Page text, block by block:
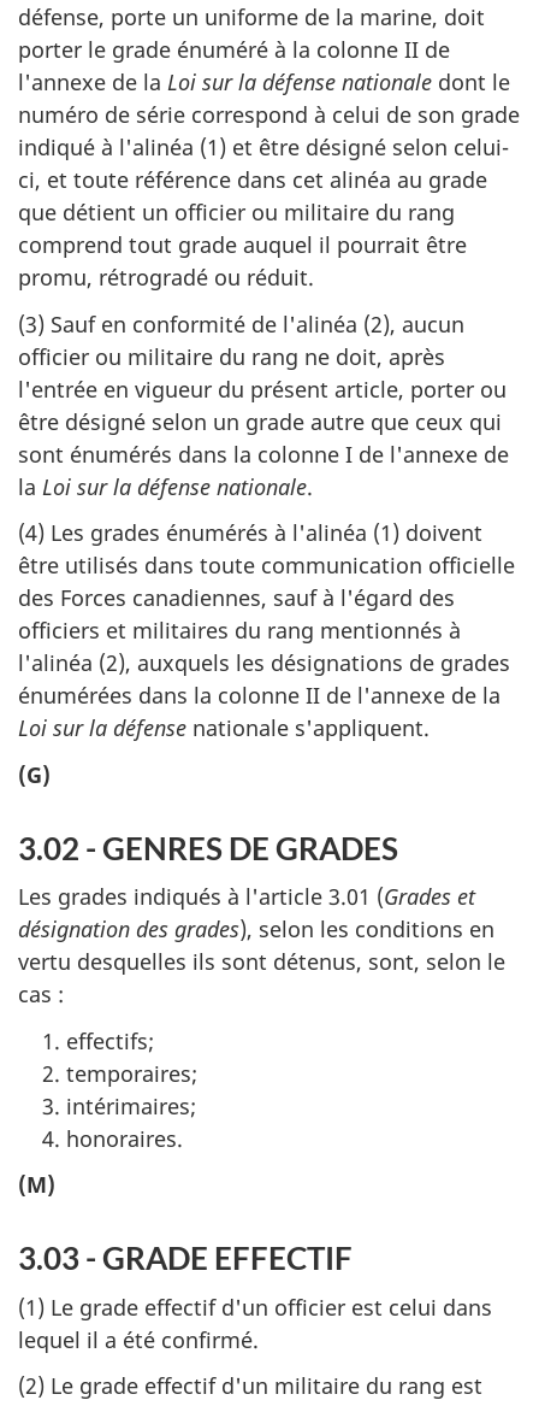
défense, porte un uniforme de la marine, doit
porter le grade énuméré à la colonne II de
l'annexe de la Loi sur la défense nationale dont le
numéro de série correspond à celui de son grade
indiqué à l'alinéa (1) et être désigné selon celui-
ci, et toute référence dans cet alinéa au grade
que détient un officier ou militaire du rang
comprend tout grade auquel il pourrait être
promu, rétrogradé ou réduit.
(3) Sauf en conformité de l'alinéa (2), aucun
officier ou militaire du rang ne doit, après
l'entrée en vigueur du présent article, porter ou
être désigné selon un grade autre que ceux qui
sont énumérés dans la colonne I de l'annexe de
la Loi sur la défense nationale.
(4) Les grades énumérés à l'alinéa (1) doivent
être utilisés dans toute communication officielle
des Forces canadiennes, sauf à l'égard des
officiers et militaires du rang mentionnés à
l'alinéa (2), auxquels les désignations de grades
énumérées dans la colonne II de l'annexe de la
Loi sur la défense nationale s'appliquent.
(G)
3.02 - GENRES DE GRADES
Les grades indiqués à l'article 3.01 (Grades et
désignation des grades), selon les conditions en
vertu desquelles ils sont détenus, sont, selon le
cas :
effectifs;
temporaires;
intérimaires;
honoraires.
(M)
3.03 - GRADE EFFECTIF
(1) Le grade effectif d'un officier est celui dans
lequel il a été confirmé.
(2) Le grade effectif d'un militaire du rang est